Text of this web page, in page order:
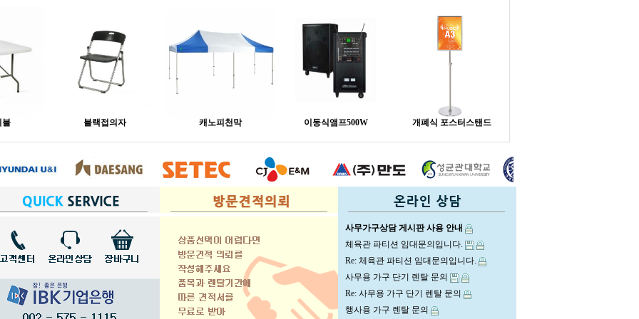
블 블랙접의자 캐노피천막 이동식앰프500W 개폐식 포스터스탠드
사무가구상담 게시판 사용 안내
체육관 파티션 임대문의입니다.
Re: 체육관 파티션 임대문의입니다.
사무용 가구 단기 렌탈 문의
Re: 사무용 가구 단기 렌탈 문의
행사용 가구 렌탈 문의